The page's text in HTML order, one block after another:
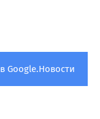
Google.Новости